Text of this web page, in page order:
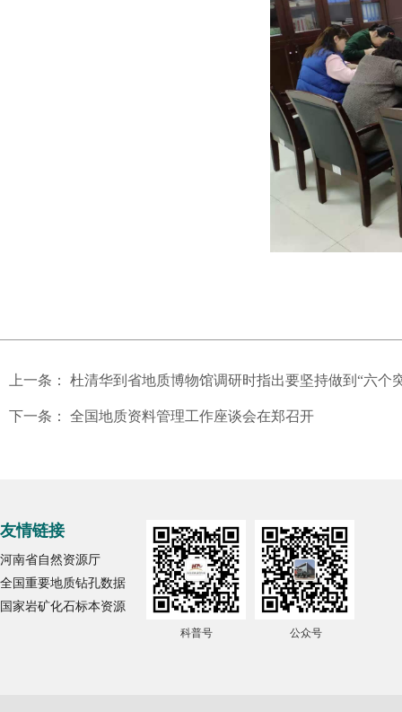
上一条： 杜清华到省地质博物馆调研时指出要坚持做到“六个
下一条： 全国地质资料管理工作座谈会在郑召开
友情链接
河南省自然资源厅
全国重要地质钻孔数据
国家岩矿化石标本资源
科普号 公众号